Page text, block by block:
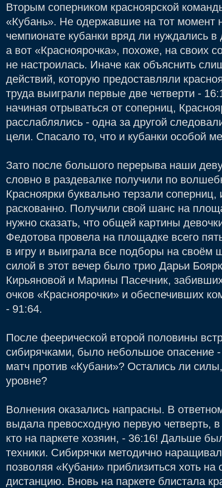
Вторым соперником красноярской
«Кубань». Не одержавшие на тот момент
чемпионате кубанки вряд ли нуждались
а вот «Красноярочка», похоже, на своих
не настроилась. Иначе как объяснить
действий, которую предоставляли
труда выиграли первые две четверти -
начиная отрываться от соперниц,
расслаблялись - одна за другой
цели. Спасало то, что и кубанки особой
Зато после большого перерыва наши
словно в раздевалке получили по
Красноярки буквально терзали соперниц,
раскованно. Получили свой шанс на
нужно сказать, что общей картины
Федотова провела на площадке всего
в игру и выиграла все подборы на своём
силой в этот вечер было трио Дарьи
Кирьяновой и Марины Пасечник,
очков «Красноярочки» и обеспечивших
- 91:64.
После феерической второй половины
сибирячками, было небольшое опасение
матч против «Кубани»? Остались ли
уровне?
Волнения оказались напрасны. В
выдала превосходную первую четверть,
кто на паркете хозяин, - 36:16! Дальше
техники. Сибирячки методично
позволяя «Кубани» приблизиться хоть на
дистанцию. Вновь на паркете блистала